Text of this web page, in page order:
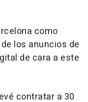
como
los anuncios de
de cara a este
contratar a 30